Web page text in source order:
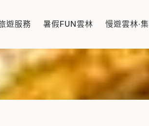
內容為主。表現出台灣地理環境
遊服務 暑假FUN雲林 慢遊雲林·